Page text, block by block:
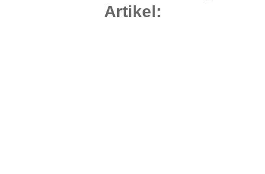
Artikel: